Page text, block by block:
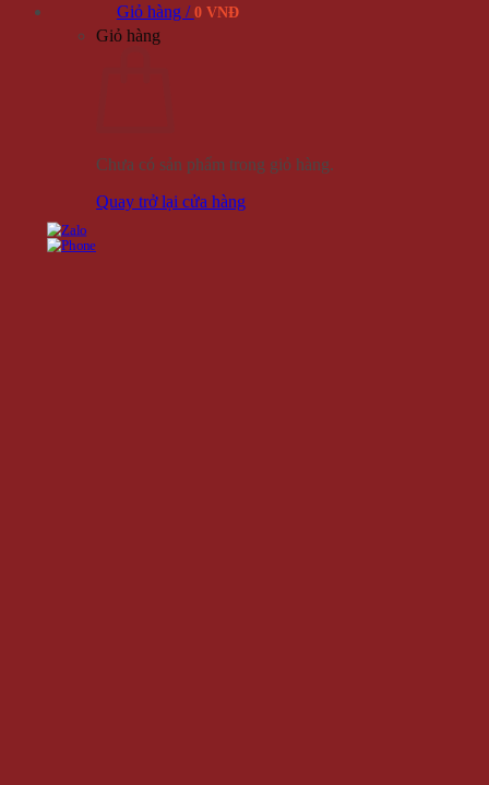
Giỏ hàng / 0 VNĐ
Giỏ hàng
Chưa có sản phẩm trong giỏ hàng.
Quay trở lại cửa hàng